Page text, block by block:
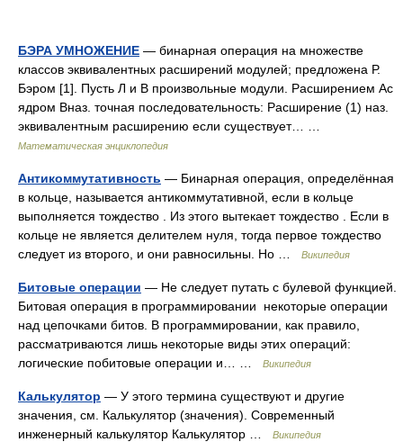
БЭРА УМНОЖЕНИЕ — бинарная операция на множестве
классов эквивалентных расширений модулей; предложена Р.
Бэром [1]. Пусть Л и В произвольные модули. Расширением Ас
ядром Вназ. точная последовательность: Расширение (1) наз.
эквивалентным расширению если существует… …
Математическая энциклопедия
Антикоммутативность — Бинарная операция, определённая
в кольце, называется антикоммутативной, если в кольце
выполняется тождество . Из этого вытекает тождество . Если в
кольце не является делителем нуля, тогда первое тождество
следует из второго, и они равносильны. Но …
Википедия
Битовые операции — Не следует путать с булевой функцией.
Битовая операция в программировании некоторые операции
над цепочками битов. В программировании, как правило,
рассматриваются лишь некоторые виды этих операций:
логические побитовые операции и… …
Википедия
Калькулятор — У этого термина существуют и другие
значения, см. Калькулятор (значения). Современный
инженерный калькулятор Калькулятор …
Википедия